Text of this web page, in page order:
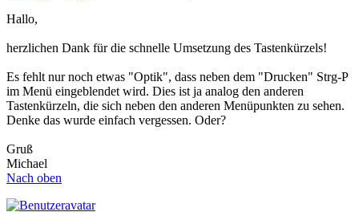
Hallo,
herzlichen Dank für die schnelle Umsetzung des Tastenkürzels!
Es fehlt nur noch etwas "Optik", dass neben dem "Drucken" Strg-P
im Menü eingeblendet wird. Dies ist ja analog den anderen
Tastenkürzeln, die sich neben den anderen Menüpunkten zu sehen.
Denke das wurde einfach vergessen. Oder?
Gruß
Michael
Nach oben